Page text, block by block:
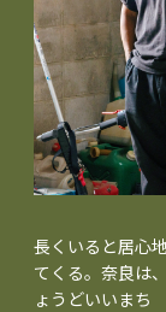
長くいると居心
てくる。奈良は
ょうどいいまち